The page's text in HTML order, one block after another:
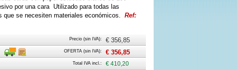
por una cara Utilizado para todas las
que se necesiten materiales económicos. Ref:
Precio (sin IVA): € 356,85
Transporte
Caja OFERTA (sin IVA): € 356,85
Total IVA incl.: € 410,20